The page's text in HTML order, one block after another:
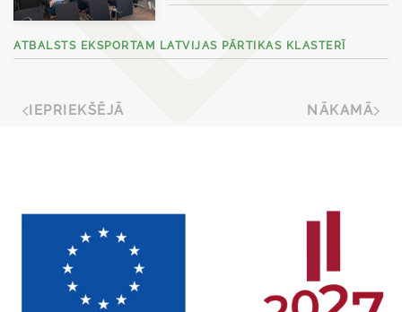
ATBALSTS EKSPORTAM LATVIJAS PĀRTIKAS KLASTERĪ
IEPRIEKŠĒJĀ NĀKAMĀ